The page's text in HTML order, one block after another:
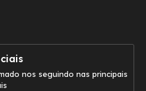
nos seguindo nas principais